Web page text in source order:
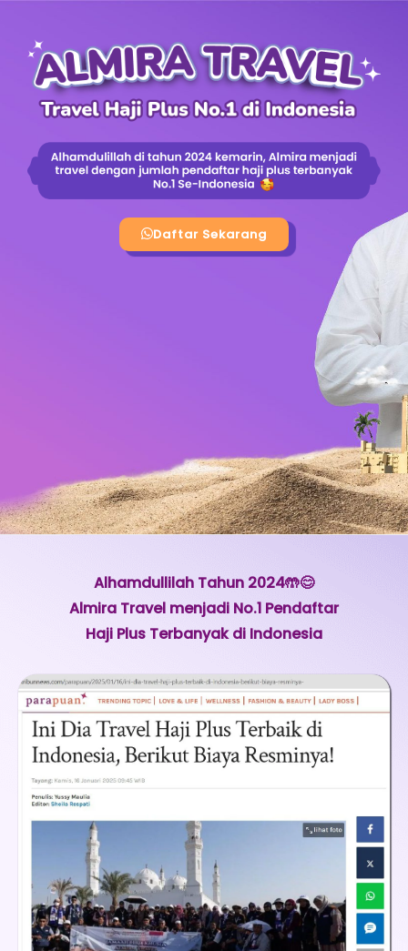
Daftar Sekarang
Alhamdullilah Tahun 2024🤲😊
Almira Travel menjadi No.1 Pendaftar
Haji Plus Terbanyak di Indonesia